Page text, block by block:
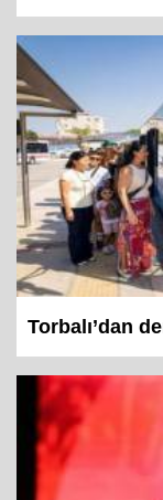
Torbalı’dan